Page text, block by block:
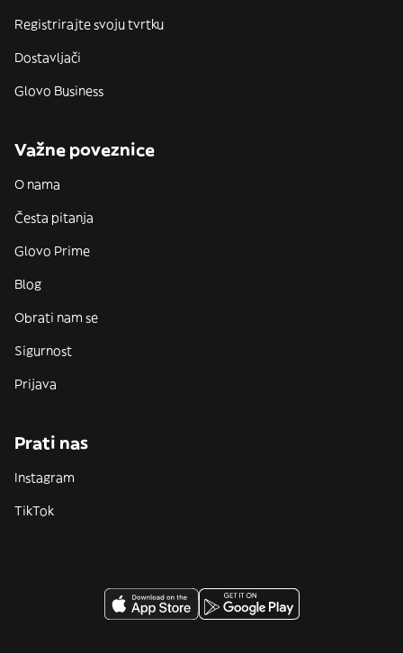
Registrirajte svoju tvrtku
Dostavljači
Glovo Business
Važne poveznice
O nama
Česta pitanja
Glovo Prime
Blog
Obrati nam se
Sigurnost
Prijava
Prati nas
Instagram
TikTok